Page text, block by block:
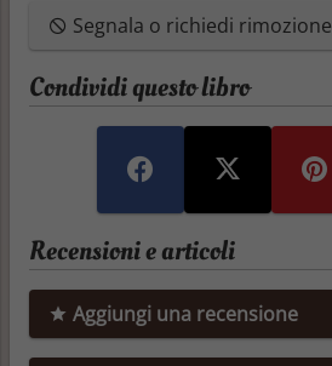
Segnala o richiedi rimozione
Condividi questo libro
Recensioni e articoli
Aggiungi una recensione